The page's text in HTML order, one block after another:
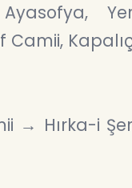
Camii,
→ Hırka-i